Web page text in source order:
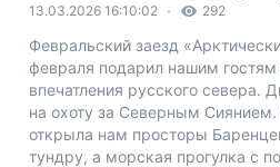
13.03.2026 16:10:02 292
Февральский заезд
февраля подарил нашим гостям
впечатления русского севера.
на охоту за Северным
открыла нам просторы
тундру, а морская прогулка с